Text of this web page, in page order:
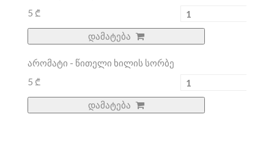
5 ₾
დამატება
არომატი - წითელი ხილის სორბე
5 ₾
დამატება